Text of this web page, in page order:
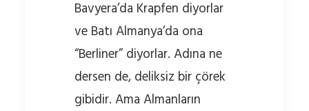
Bavyera’da Krapfen diyorlar
ve Batı Almanya’da ona
“Berliner” diyorlar. Adına ne
dersen de, deliksiz bir çörek
gibidir. Ama Almanların